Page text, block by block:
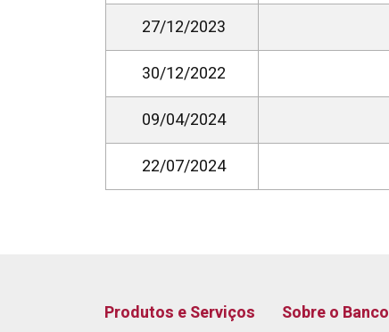
27/12/2023
30/12/2022
09/04/2024
22/07/2024
Produtos e Serviços
Sobre o Banco